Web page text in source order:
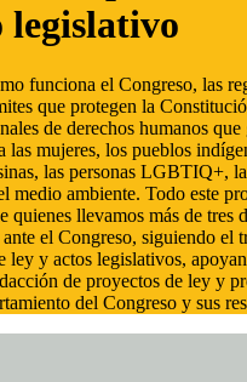
legislativo
funciona el Congreso, las
que protegen la
de derechos humanos
las mujeres, los pueblos
las personas LGBTIQ+,
medio ambiente. Todo este
quienes llevamos más de tres
el Congreso, siguiendo el
ley y actos legislativos,
de proyectos de ley y
del Congreso y sus